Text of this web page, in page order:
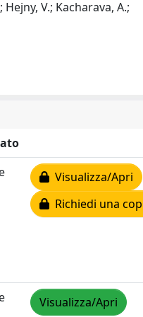
V.; Kacharava, A.;
Visualizza/Apri
Richiedi una
Visualizza/Apri